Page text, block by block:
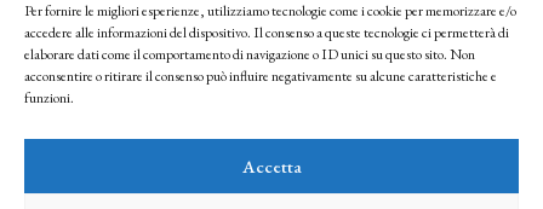
Per fornire le migliori esperienze, utilizziamo tecnologie come i cookie per memorizzare e/o
accedere alle informazioni del dispositivo. Il consenso a queste tecnologie ci permetterà di
elaborare dati come il comportamento di navigazione o ID unici su questo sito. Non
acconsentire o ritirare il consenso può influire negativamente su alcune caratteristiche e
funzioni.
Accetta
Facendo clic per iscriverti, riconosci che le tue informazioni saranno trattate
seguendo la nostra Privacy Policy
© 2025 Istituto Matteucci. All right reserved
l’autorizzazione scritta dei proprietari dei diritti e dell’Istituto Matteucci